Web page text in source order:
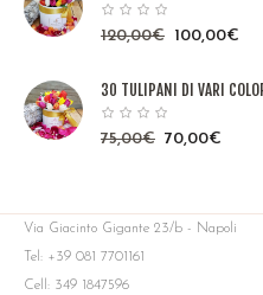
120,00€ 100,00€
30 TULIPANI DI VARI
75,00€ 70,00€
Via Giacinto Gigante 23/b - Napoli
Tel: +39 081 7701161
Cell: 349 1847596